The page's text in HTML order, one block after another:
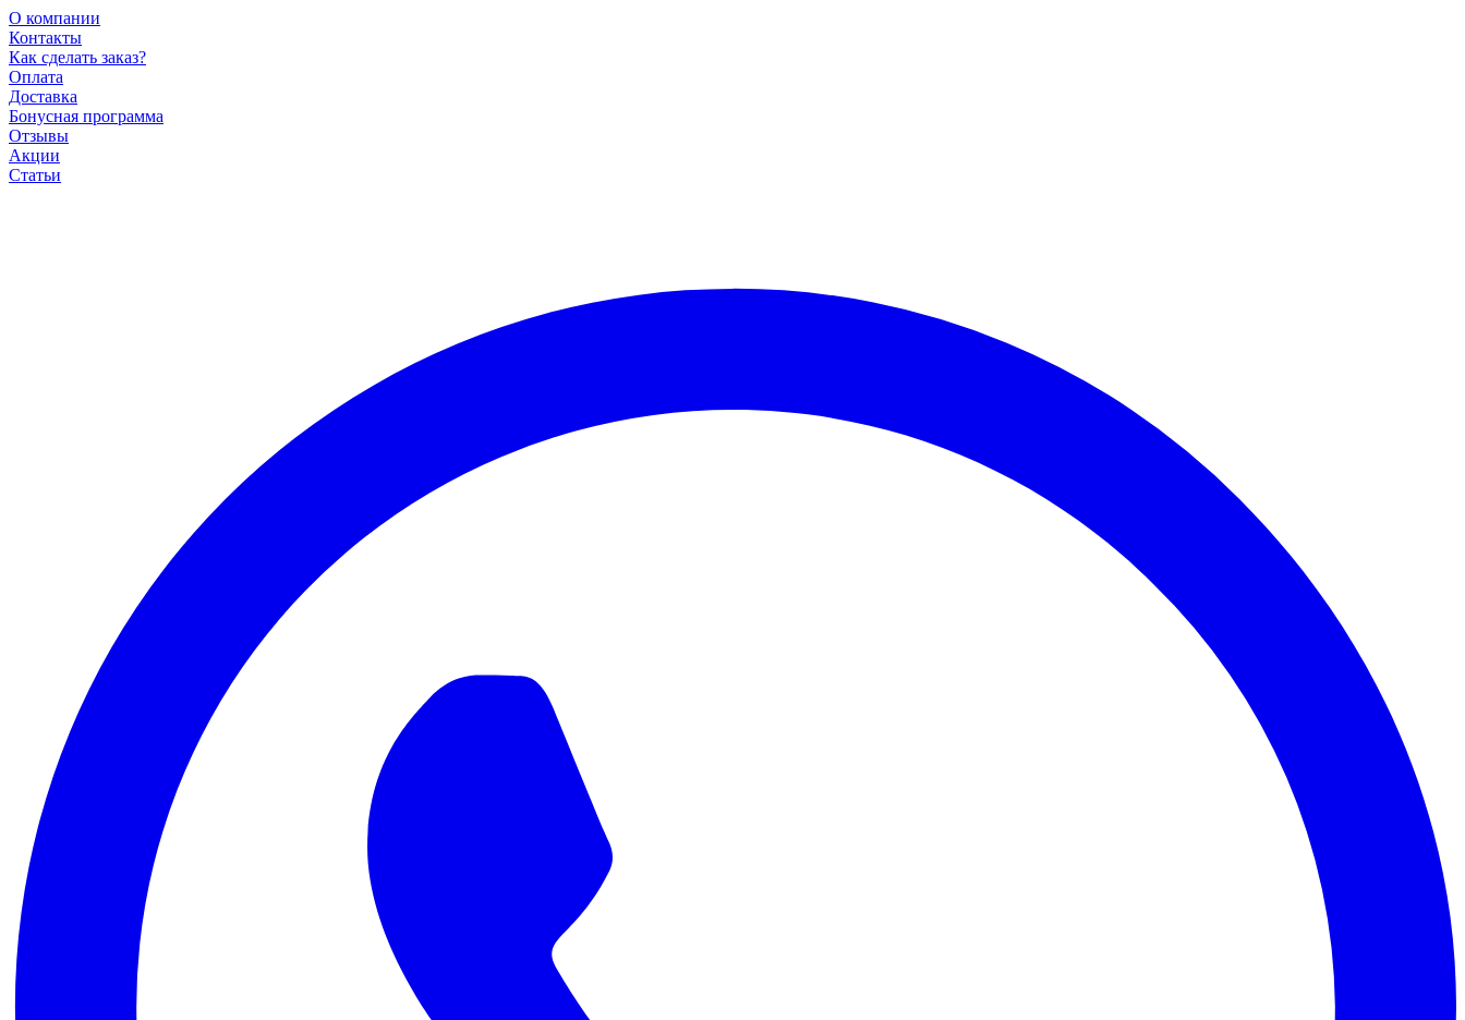
О компании
Контакты
Как сделать заказ?
Оплата
Доставка
Бонусная программа
Отзывы
Акции
Статьи